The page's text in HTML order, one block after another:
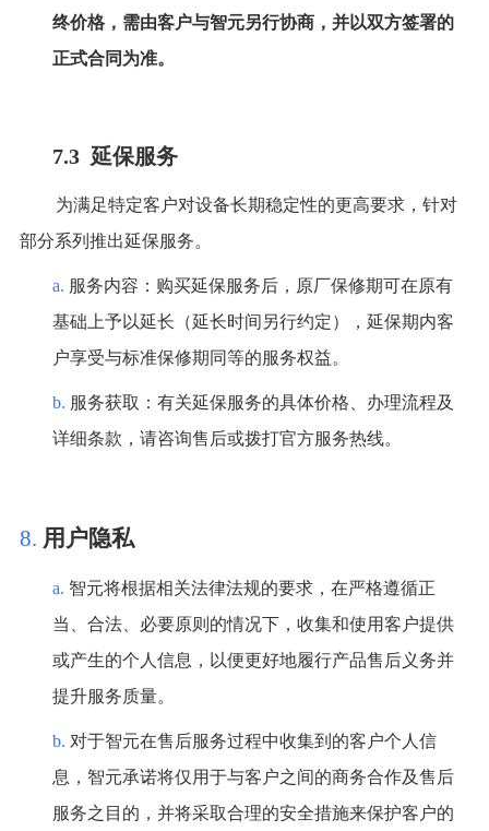
终价格，需由客户与智元另行协商，并以双方签署的
正式合同为准。
7.3 延保服务
为满足特定客户对设备长期稳定性的更高要求，针对
部分系列推出延保服务。
a. 服务内容：购买延保服务后，原厂保修期可在原有
基础上予以延长（延长时间另行约定），延保期内客
户享受与标准保修期同等的服务权益。
b. 服务获取：有关延保服务的具体价格、办理流程及
详细条款，请咨询售后或拨打官方服务热线。
8. 用户隐私
a. 智元将根据相关法律法规的要求，在严格遵循正
当、合法、必要原则的情况下，收集和使用客户提供
或产生的个人信息，以便更好地履行产品售后义务并
提升服务质量。
b. 对于智元在售后服务过程中收集到的客户个人信
息，智元承诺将仅用于与客户之间的商务合作及售后
服务之目的，并将采取合理的安全措施来保护客户的